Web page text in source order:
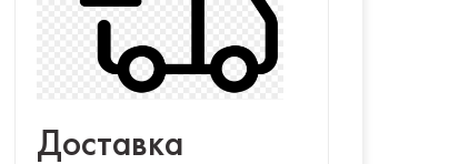
Доставка